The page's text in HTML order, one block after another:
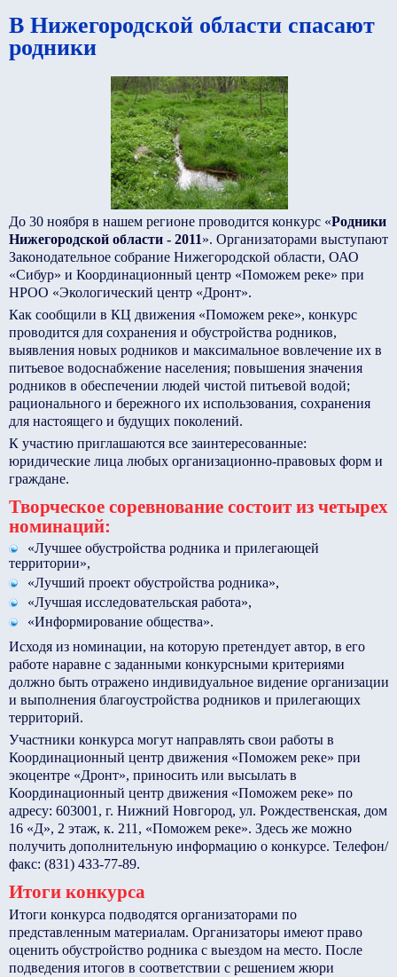
В Нижегородской области спасают
родники
До 30 ноября в нашем регионе проводится конкурс «Родники
Нижегородской области - 2011». Организаторами выступают
Законодательное собрание Нижегородской области, ОАО
«Сибур» и Координационный центр «Поможем реке» при
НРОО «Экологический центр «Дронт».
Как сообщили в КЦ движения «Поможем реке», конкурс
проводится для сохранения и обустройства родников,
выявления новых родников и максимальное вовлечение их в
питьевое водоснабжение населения; повышения значения
родников в обеспечении людей чистой питьевой водой;
рационального и бережного их использования, сохранения
для настоящего и будущих поколений.
К участию приглашаются все заинтересованные:
юридические лица любых организационно-правовых форм и
граждане.
Творческое соревнование состоит из четырех
номинаций:
«Лучшее обустройства родника и прилегающей
территории»,
«Лучший проект обустройства родника»,
«Лучшая исследовательская работа»,
«Информирование общества».
Исходя из номинации, на которую претендует автор, в его
работе наравне с заданными конкурсными критериями
должно быть отражено индивидуальное видение организации
и выполнения благоустройства родников и прилегающих
территорий.
Участники конкурса могут направлять свои работы в
Координационный центр движения «Поможем реке» при
экоцентре «Дронт», приносить или высылать в
Координационный центр движения «Поможем реке» по
адресу: 603001, г. Нижний Новгород, ул. Рождественская, дом
16 «Д», 2 этаж, к. 211, «Поможем реке». Здесь же можно
получить дополнительную информацию о конкурсе. Телефон/
факс: (831) 433-77-89.
Итоги конкурса
Итоги конкурса подводятся организаторами по
представленным материалам. Организаторы имеют право
оценить обустройство родника с выездом на место. После
подведения итогов в соответствии с решением жюри